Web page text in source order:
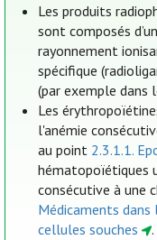
Les produits
sont composés
rayonnement
spécifique
(par exemple dans
Les
l'anémie
au point 2.3.1.1.
hématopoïétiques
consécutive à une
Médicaments
cellules souches
.